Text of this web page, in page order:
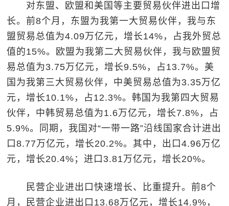
对东盟、欧盟和美国等主要贸易伙伴进出口增
长。前8个月，东盟为我第一大贸易伙伴，我与东
盟贸易总值为4.09万亿元，增长14%，占我外贸总
值的15%。欧盟为我第二大贸易伙伴，我与欧盟贸
易总值为3.75万亿元，增长9.5%，占13.7%。美
国为我第三大贸易伙伴，中美贸易总值为3.35万亿
元，增长10.1%，占12.3%。韩国为我第四大贸易
伙伴，中韩贸易总值为1.6万亿元，增长7.8%，占
5.9%。同期，我国对“一带一路”沿线国家合计进出
口8.77万亿元，增长20.2%。其中，出口4.96万亿
元，增长20.4%；进口3.81万亿元，增长20%。
民营企业进出口快速增长、比重提升。前8个
月，民营企业进出口13.68万亿元，增长14.9%，